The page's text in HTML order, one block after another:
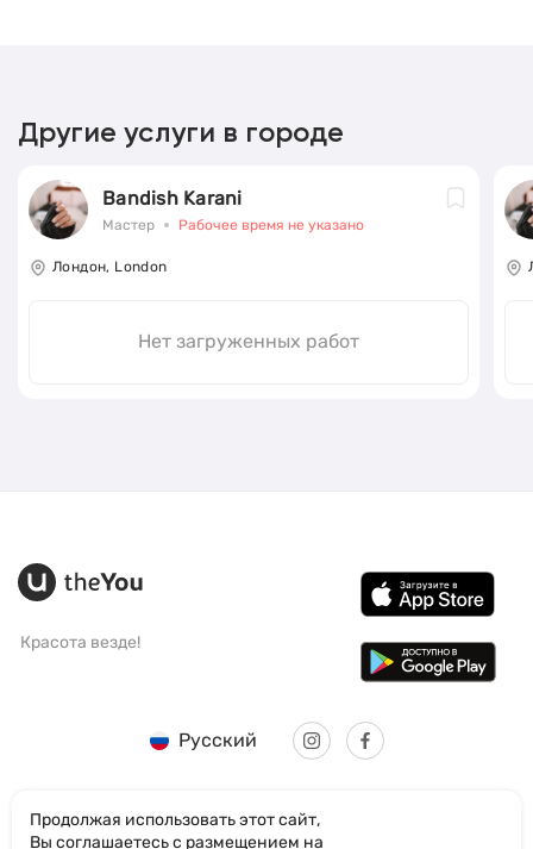
Другие услуги в городе
Bandish Karani
Мастер Рабочее время не указано
Лондон, London
Нет загруженных работ
Красота везде!
Русский
Продолжая использовать этот сайт,
Вы соглашаетесь с размещением на